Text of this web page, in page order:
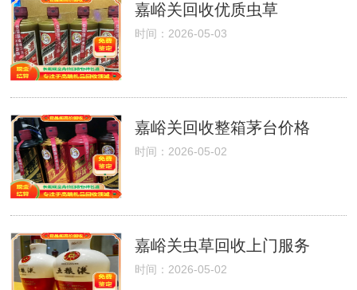
嘉峪关回收优质虫草
时间：2026-05-03
嘉峪关回收整箱茅台价格
时间：2026-05-02
嘉峪关虫草回收上门服务
时间：2026-05-02